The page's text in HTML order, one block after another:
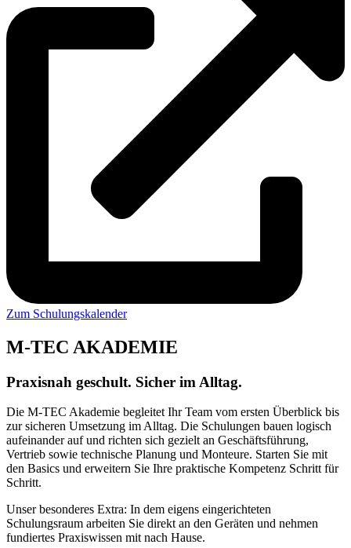
Zum Schulungskalender
M-TEC AKADEMIE
Praxisnah geschult. Sicher im Alltag.
Die M-TEC Akademie begleitet Ihr Team vom ersten Überblick bis
zur sicheren Umsetzung im Alltag. Die Schulungen bauen logisch
aufeinander auf und richten sich gezielt an Geschäftsführung,
Vertrieb sowie technische Planung und Monteure. Starten Sie mit
den Basics und erweitern Sie Ihre praktische Kompetenz Schritt für
Schritt.
Unser besonderes Extra: In dem eigens eingerichteten
Schulungsraum arbeiten Sie direkt an den Geräten und nehmen
fundiertes Praxiswissen mit nach Hause.